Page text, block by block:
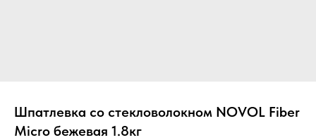
Шпатлевка со стекловолокном NOVOL Fiber
Micro бежевая 1.8кг